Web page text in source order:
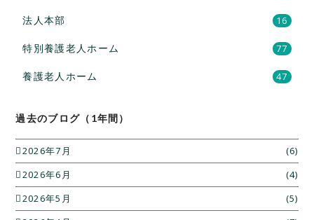
法人本部 16
特別養護老人ホーム 77
養護老人ホーム 47
過去のブログ（1年間）
2026年7月
(6)
2026年6月
(4)
2026年5月
(5)